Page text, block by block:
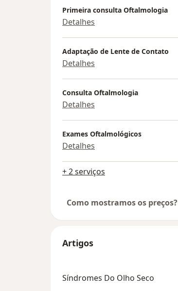
Primeira consulta Oftalmologia
Detalhes
Adaptação de Lente de Contato
Detalhes
Consulta Oftalmologia
Detalhes
Exames Oftalmológicos
Detalhes
+ 2 serviços
Como mostramos os preços?
Artigos
Síndromes Do Olho Seco